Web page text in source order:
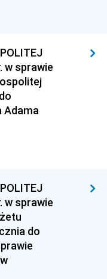
w sprawie
Adama
w sprawie
do